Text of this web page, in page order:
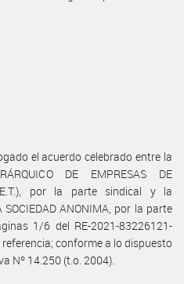
el acuerdo celebrado entre la
DE EMPRESAS DE
por la parte sindical y la
SOCIEDAD ANONIMA, por la parte
1/6 del RE-2021-83226121-
conforme a lo dispuesto
Nº 14.250 (t.o. 2004).